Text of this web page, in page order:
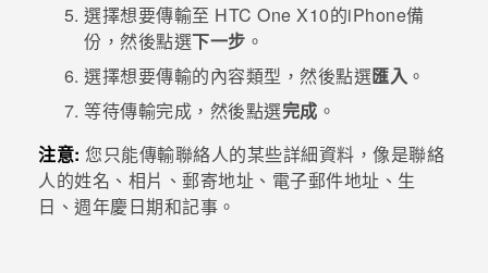
選擇想要傳輸至 HTC One X10的iPhone備
份，然後點選下一步 。
選擇想要傳輸的內容類型，然後點選匯入 。
等待傳輸完成，然後點選完成 。
注意: 您只能傳輸聯絡人的某些詳細資料，像是聯絡
人的姓名、相片、郵寄地址、電子郵件地址、生
日、週年慶日期和記事。